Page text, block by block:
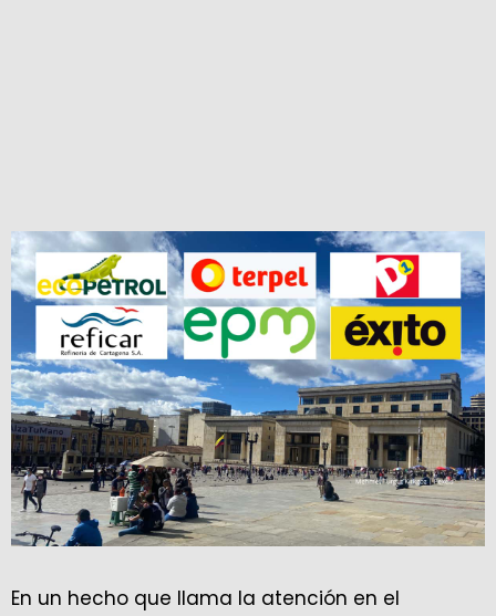
En un hecho que llama la atención en el